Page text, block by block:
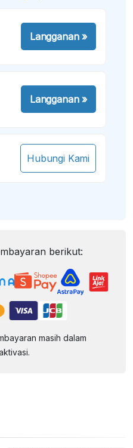
Langganan»
Langganan»
Hubungi Kami
berikut:
masih dalam